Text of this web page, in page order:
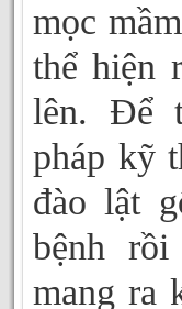
mọc
thể hiện
lên. Để
pháp kỹ
đào lật
bệnh
mang ra